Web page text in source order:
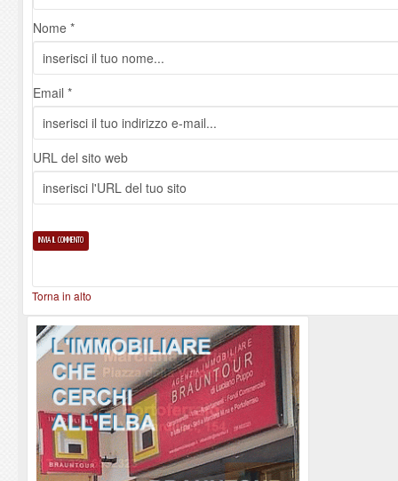
Nome *
Email *
URL del sito web
Torna in alto